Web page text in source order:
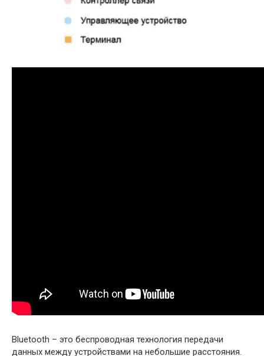
Bluetooth – это беспроводная технология передачи
данных между устройствами на небольшие расстояния.